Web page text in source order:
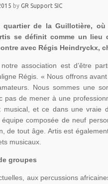
byGR Support SIC
de la Guillotière,
se définit comme un
avec Régis Heindryckx,
association est d’être
Régis. « Nous offrons
Nous sommes une
pas de mener à une
musical, et ce dans une vraie
composée de neuf
de tout âge. Artis est
musicaux.
groupes
aux percussions